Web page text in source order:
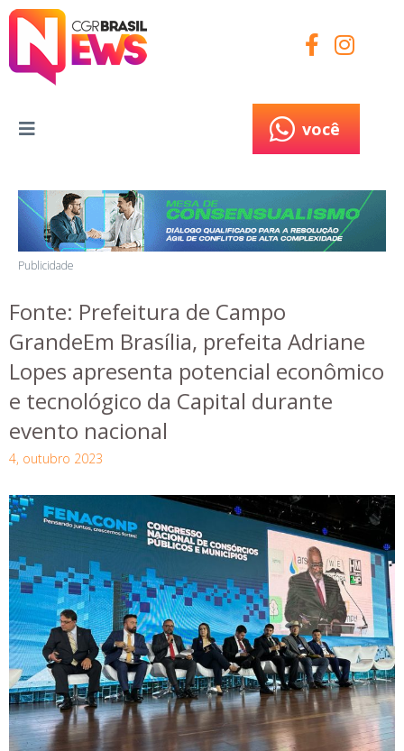
você
Publicidade
Fonte: Prefeitura de Campo
GrandeEm Brasília, prefeita Adriane
Lopes apresenta potencial econômico
e tecnológico da Capital durante
evento nacional
4, outubro 2023